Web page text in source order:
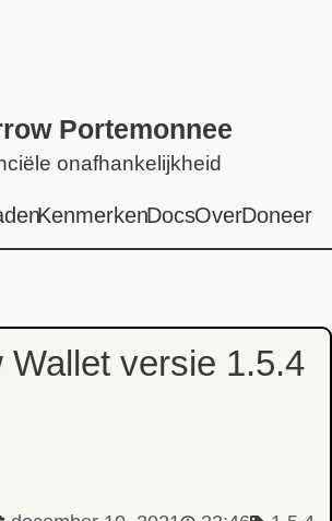
Portemonnee
onafhankelijkheid
KenmerkenDocsOverDoneer
Wallet versie 1.5.4